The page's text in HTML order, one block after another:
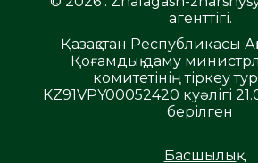
агенттігі.
Қазақстан Республикасы
Қоғамдық даму
комитетінің тіркеу
KZ91VPY00052420 куәлігі
берілген
Басшылық